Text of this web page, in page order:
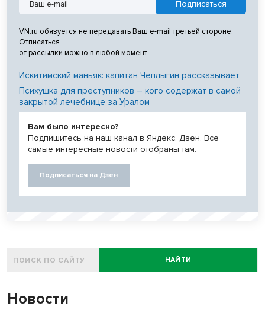
VN.ru обязуется не передавать Ваш e-mail третьей стороне.
Отписаться
от рассылки можно в любой момент
Искитимский маньяк: капитан Чеплыгин рассказывает
Психушка для преступников – кого содержат в самой
закрытой лечебнице за Уралом
Вам было интересно?
Подпишитесь на наш канал в Яндекс. Дзен. Все
самые интересные новости отобраны там.
Подписаться на Дзен
НАЙТИ
Новости